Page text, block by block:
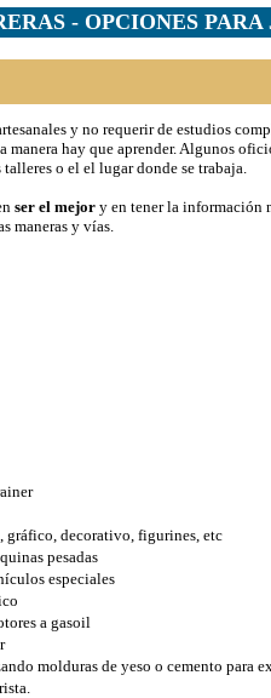
- OPCIONES PARA
y no requerir de estudios
manera hay que aprender. Algunos
talleres o el el lugar donde se trabaja.
ser el mejor y en tener la información
maneras y vías.
gráfico, decorativo, figurines, etc
pesadas
especiales
a gasoil
molduras de yeso o cemento para